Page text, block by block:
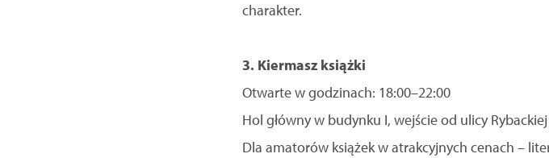
charakter.
3. Kiermasz książki
Otwarte w godzinach: 18:00–22:00
Hol główny w budynku I, wejście od ulicy Rybackiej
Dla amatorów książek w atrakcyjnych cenach –